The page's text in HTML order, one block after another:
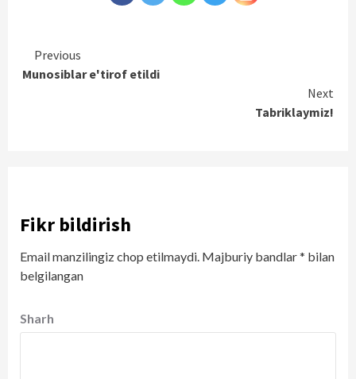
Continue
Reading
Previous
Munosiblar e'tirof etildi
Next
Tabriklaymiz!
Fikr bildirish
Email manzilingiz chop etilmaydi. Majburiy bandlar* bilan
belgilangan
Sharh